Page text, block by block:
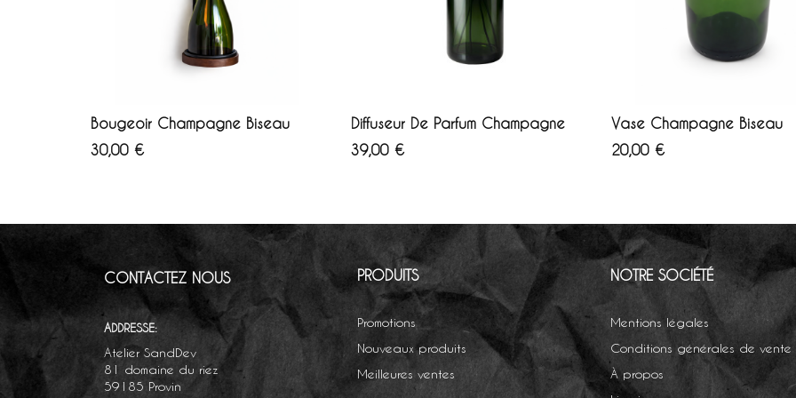
Bougeoir Champagne Biseau
Prix
30,00 €
Diffuseur De Parfum Champagne
Prix
39,00 €
Vase Champagne Biseau
Prix
20,00 €
CONTACTEZ NOUS
ADDRESSE:
Atelier SandDev
81 domaine du riez
59185 Provin
PRODUITS
Promotions
Nouveaux produits
Meilleures ventes
NOTRE SOCIÉTÉ
Mentions légales
Conditions générales de vente
À propos